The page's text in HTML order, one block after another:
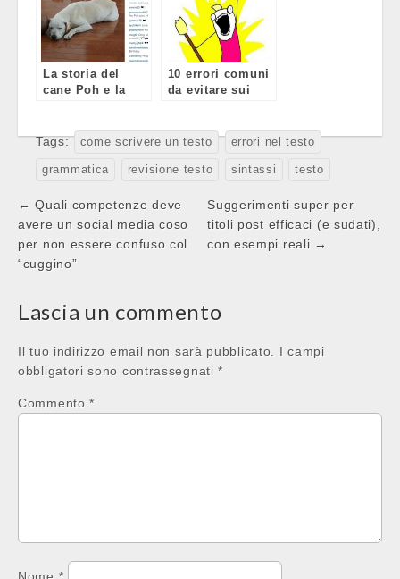
La storia del
cane Poh e la
10 errori comuni
da evitare sui
Tags: come scrivere un testo errori nel testo
grammatica revisione testo sintassi testo
Post
navigation
← Quali competenze deve
avere un social media coso
per non essere confuso col
“cuggino”
Suggerimenti super per
titoli post efficaci (e sudati),
con esempi reali →
Lascia un commento
Il tuo indirizzo email non sarà pubblicato.
I campi
obbligatori sono contrassegnati*
Commento*